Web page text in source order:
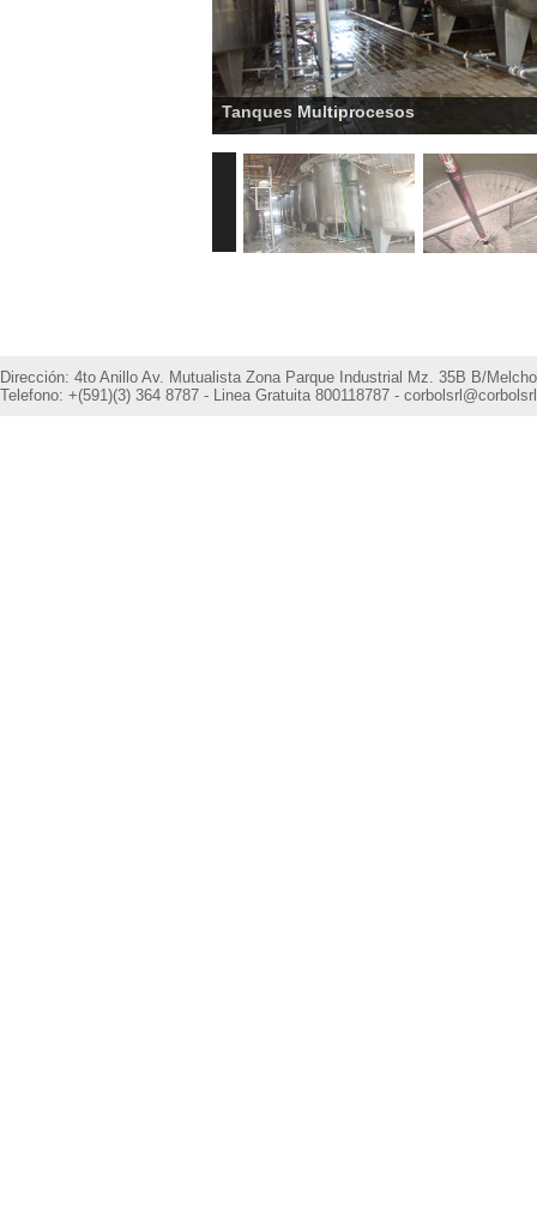
Dirección: 4to Anillo Av. Mutualista Zona Parque Industrial Mz. 35B B/
Telefono: +(591)(3) 364 8787 - Linea Gratuita 800118787 -